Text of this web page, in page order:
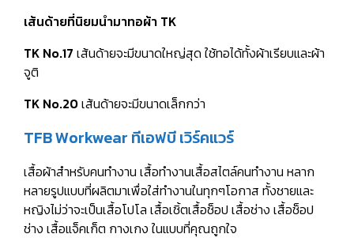
เส้นด้ายที่นิยมนำมาทอผ้า TK
TK No.17 เส้นด้ายจะมีขนาดใหญ่สุด ใช้ทอได้ทั้งผ้าเรียบและผ้า
จูติ
TK No.20เส้นด้ายจะมีขนาดเล็กกว่า
TFB Workwear ทีเอฟบี เวิร์คแวร์
เสื้อผ้าสำหรับคนทำงาน เสื้อทำงานเสื้อสไตล์คนทำงาน หลาก
หลายรูปแบบที่ผลิตมาเพื่อใส่ทำงานในทุกๆโอกาส ทั้งชายและ
หญิงไม่ว่าจะเป็นเสื้อโปโล เสื้อเชิ้ตเสื้อช็อป เสื้อช่าง เสื้อช็อป
ช่าง เสื้อแจ็คเก็ต กางเกง ในแบบที่คุณถูกใจ